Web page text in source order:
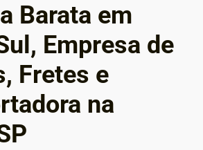
Barata em
Empresa de
Fretes e
na